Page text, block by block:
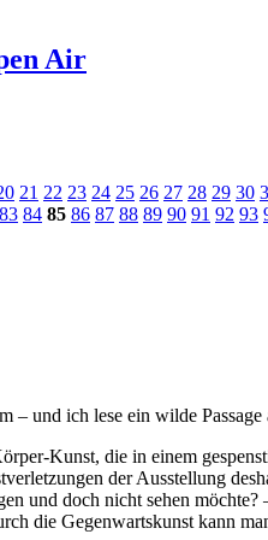
Air
21 22 23 24 25 26 27 28 29 30
83 84 85 86 87 88 89 90 91 92 93
– und ich lese ein wilde Passage
Kunst, die in einem
der Ausstellung
und doch nicht sehen
die Gegenwartskunst kann